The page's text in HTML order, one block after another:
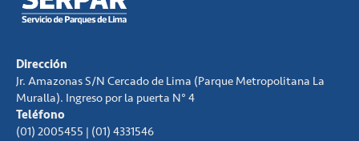
Dirección
Jr. Amazonas S/N Cercado de Lima (Parque Metropolitana La
Muralla). Ingreso por la puerta N° 4
Teléfono
(01) 2005455 | (01) 4331546